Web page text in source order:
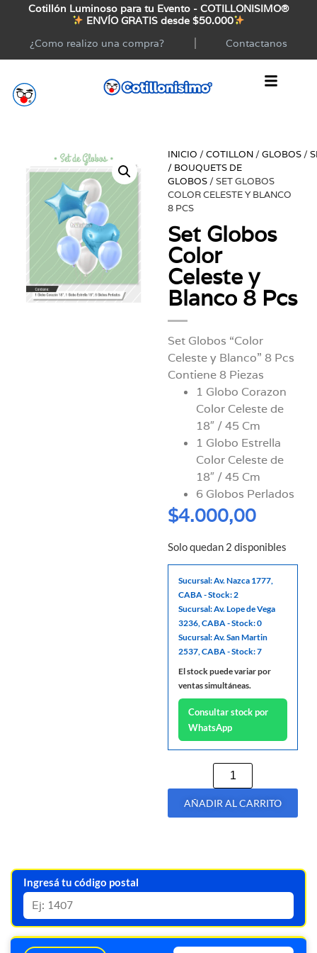
Cotillón Luminoso para tu Evento - COTILLONISIMO®
ENVÍO GRATIS desde $50.000
¿Como realizo una compra?
Contactanos
INICIO /COTILLON /GLOBOS /
/ BOUQUETS DE
GLOBOS / SET GLOBOS
COLOR CELESTE Y BLANCO
8 PCS
Set Globos
Color
Celeste y
Blanco 8 Pcs
Set Globos “Color
Celeste y Blanco” 8 Pcs
Contiene 8 Piezas
1 Globo Corazon
Color Celeste de
18″ / 45 Cm
1 Globo Estrella
Color Celeste de
18″ / 45 Cm
6 Globos Perlados
$4.000,00
Solo quedan 2 disponibles
Sucursal: Av. Nazca 1777,
CABA - Stock: 2
Sucursal: Av. Lope de Vega
3236, CABA - Stock: 0
Sucursal: Av. San Martin
2537, CABA - Stock: 7
El stock puede variar por
ventas simultáneas.
Consultar stock por
WhatsApp
AÑADIR AL CARRITO
Ingresá tu código postal